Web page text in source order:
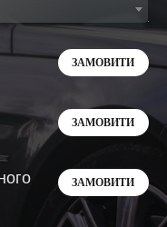
ЗАМОВИТИ
ЗАМОВИТИ
ЗАМОВИТИ